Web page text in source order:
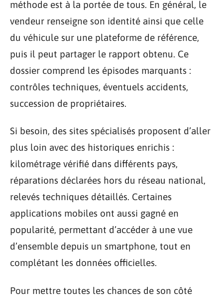
méthode est à la portée de tous. En général, le
vendeur renseigne son identité ainsi que celle
du véhicule sur une plateforme de référence,
puis il peut partager le rapport obtenu. Ce
dossier comprend les épisodes marquants :
contrôles techniques, éventuels accidents,
succession de propriétaires.
Si besoin, des sites spécialisés proposent d’aller
plus loin avec des historiques enrichis :
kilométrage vérifié dans différents pays,
réparations déclarées hors du réseau national,
relevés techniques détaillés. Certaines
applications mobiles ont aussi gagné en
popularité, permettant d’accéder à une vue
d’ensemble depuis un smartphone, tout en
complétant les données officielles.
Pour mettre toutes les chances de son côté